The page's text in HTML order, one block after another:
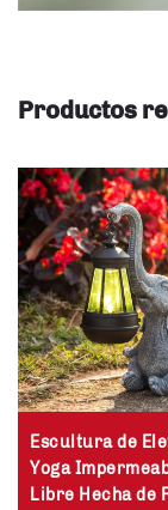
Productos
Escultura de
Yoga
Libre Hecha de